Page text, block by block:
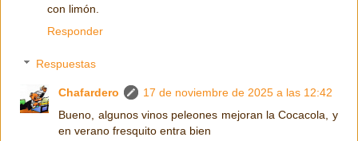
con limón.
Responder
Respuestas
Chafardero
17 de noviembre de 2025 a las 12:42
Bueno, algunos vinos peleones mejoran la Cocacola, y
en verano fresquito entra bien